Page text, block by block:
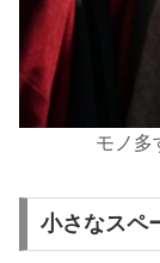
モノ多
小さなスペ